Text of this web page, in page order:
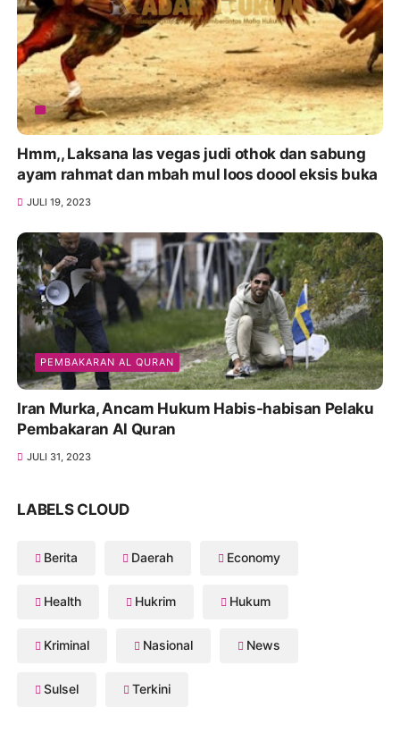
Hmm,, Laksana las vegas judi othok dan sabung
ayam rahmat dan mbah mul loos doool eksis buka
JULI 19, 2023
PEMBAKARAN AL QURAN
Iran Murka, Ancam Hukum Habis-habisan Pelaku
Pembakaran Al Quran
JULI 31, 2023
LABELS CLOUD
Berita Daerah Economy
Health Hukrim Hukum
Kriminal Nasional News
Sulsel Terkini